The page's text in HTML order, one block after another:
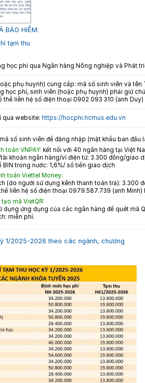
BẢO HIỂM:
tạm thu
học phí qua Ngân hàng Nông nghiệp và Phát
phụ huynh) cung cấp: mã số sinh viên và
học phí, sinh viên (hoặc phụ huynh) phải giữ
thể liên hệ số điện thoại 0902 093 310 (anh
qua website: https://hocphi.hcmus.edu.vn
số sinh viên để đăng nhập (mật khẩu ban
toán VNPAY: kết nối với 40 ngân hàng tại Việt
khoản ngân hàng/ví điện tử: 3.300 đồng/giao
BIN trong nước: 1,6%/ số tiền giao dịch
toán Viettel Money:
(do người sử dụng kênh thanh toán trả): 3.300
liên hệ số điện thoại 0979.587.739 (anh
mã VietQR:
dụng ứng dụng của các ngân hàng để quét mã
miễn phí.
1/2025-2026 theo các ngành, chương